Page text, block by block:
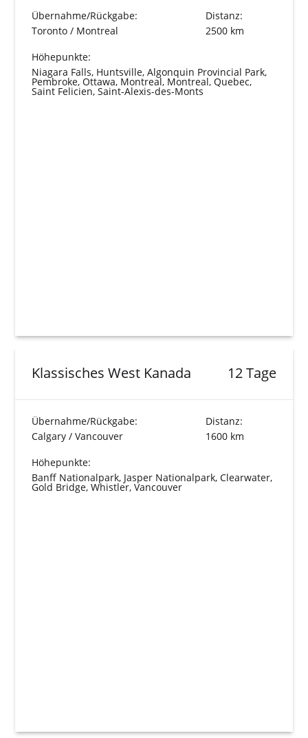
Übernahme/Rückgabe:
Toronto / Montreal
Distanz:
2500 km
Höhepunkte:
Niagara Falls, Huntsville, Algonquin Provincial Park,
Pembroke, Ottawa, Montreal, Montreal, Quebec,
Saint Felicien, Saint-Alexis-des-Monts
Klassisches West Kanada 12 Tage
Übernahme/Rückgabe:
Calgary / Vancouver
Distanz:
1600 km
Höhepunkte:
Banff Nationalpark, Jasper Nationalpark, Clearwater,
Gold Bridge, Whistler, Vancouver